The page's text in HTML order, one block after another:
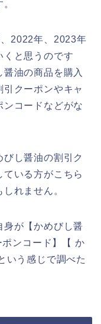
2022年、2023年
くと思うのです
油の商品を購入
クーポンやキャ
ンコードなどがな
し醤油の割引ク
いる方がこちら
れません。
身が【かめびし醤
ンコード】【 か
いう感じで調べた